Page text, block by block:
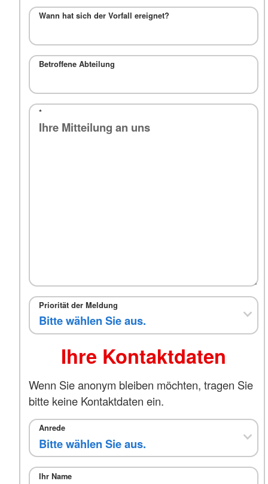
Wann hat sich der Vorfall ereignet?
Betroffene Abteilung
*
Priorität der Meldung
Ihre Kontaktdaten
Wenn Sie anonym bleiben möchten, tragen Sie
bitte keine Kontaktdaten ein.
Anrede
Ihr Name